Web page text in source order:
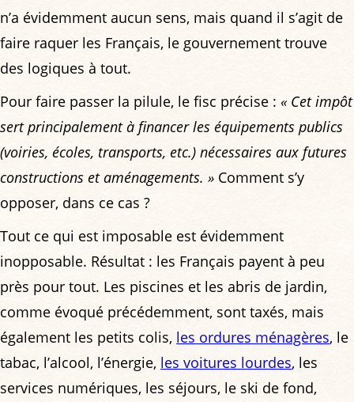
n’a évidemment aucun sens, mais quand il s’agit de
faire raquer les Français, le gouvernement trouve
des logiques à tout.
Pour faire passer la pilule, le fisc précise : « Cet impôt
sert principalement à financer les équipements publics
(voiries, écoles, transports, etc.) nécessaires aux futures
constructions et aménagements. » Comment s’y
opposer, dans ce cas ?
Tout ce qui est imposable est évidemment
inopposable. Résultat : les Français payent à peu
près pour tout. Les piscines et les abris de jardin,
comme évoqué précédemment, sont taxés, mais
également les petits colis, les ordures ménagères, le
tabac, l’alcool, l’énergie, les voitures lourdes, les
services numériques, les séjours, le ski de fond,